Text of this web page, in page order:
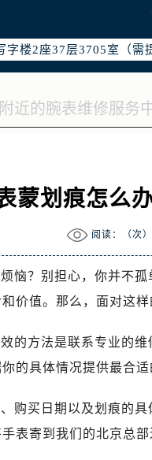
熙国际中心写字楼D座11
金融中心写字楼26层2603
字楼2座37层3705室（需
际广场写字楼8层806室
中心写字楼5号楼10层
字楼1号楼18层1803室（
务中心东塔写字楼（华
广场办公楼20层2009室（
达广场写字楼4号楼22层
际中心写字楼8层805室（
绿地双子塔（中央广场
心写字楼（万象城）15层
界贸易中心大厦南塔写
厦写字楼17层1701室（
蒙划痕怎么
阅读：（次）
恼？别担心，你并不
价值。那么，面对这样
的方法是联系专业的
的具体情况提供最合适
购买日期以及划痕的
表寄到我们的北京总部